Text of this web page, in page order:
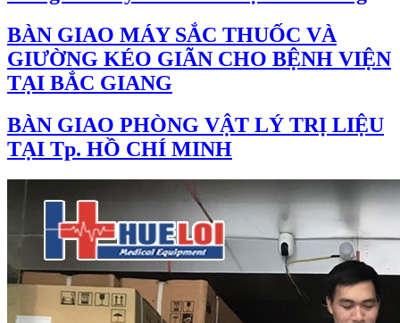
BÀN GIAO MÁY SẮC THUỐC VÀ
GIƯỜNG KÉO GIÃN CHO BỆNH VIỆN
TẠI BẮC GIANG
BÀN GIAO PHÒNG VẬT LÝ TRỊ LIỆU
TẠI Tp. HỒ CHÍ MINH